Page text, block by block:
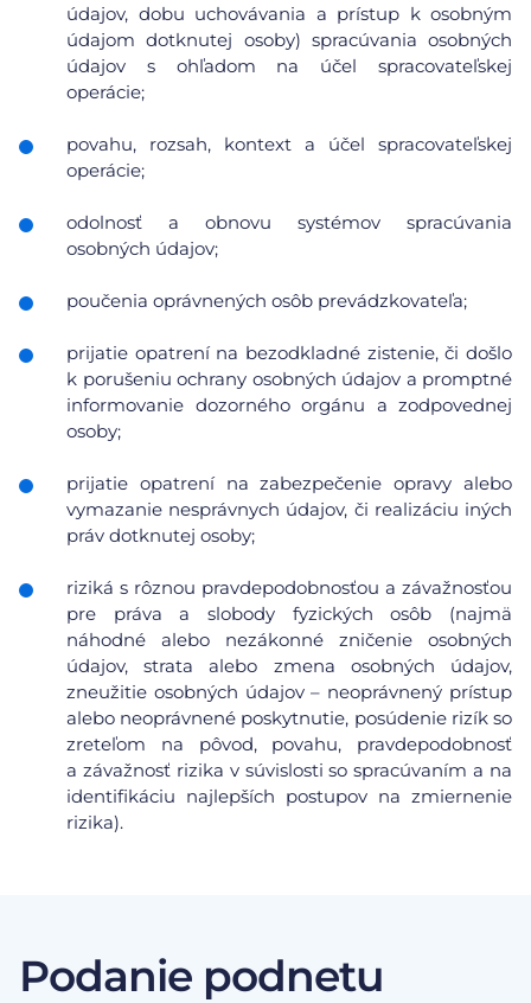
údajov, dobu uchovávania a prístup k osobným
údajom dotknutej osoby) spracúvania osobných
údajov s ohľadom na účel spracovateľskej
operácie;
povahu, rozsah, kontext a účel spracovateľskej
operácie;
odolnosť a obnovu systémov spracúvania
osobných údajov;
poučenia oprávnených osôb prevádzkovateľa;
prijatie opatrení na bezodkladné zistenie, či došlo
k porušeniu ochrany osobných údajov a promptné
informovanie dozorného orgánu a zodpovednej
osoby;
prijatie opatrení na zabezpečenie opravy alebo
vymazanie nesprávnych údajov, či realizáciu iných
práv dotknutej osoby;
riziká s rôznou pravdepodobnosťou a závažnosťou
pre práva a slobody fyzických osôb (najmä
náhodné alebo nezákonné zničenie osobných
údajov, strata alebo zmena osobných údajov,
zneužitie osobných údajov – neoprávnený prístup
alebo neoprávnené poskytnutie, posúdenie rizík so
zreteľom na pôvod, povahu, pravdepodobnosť
a závažnosť rizika v súvislosti so spracúvaním a na
identifikáciu najlepších postupov na zmiernenie
rizika).
Podanie podnetu